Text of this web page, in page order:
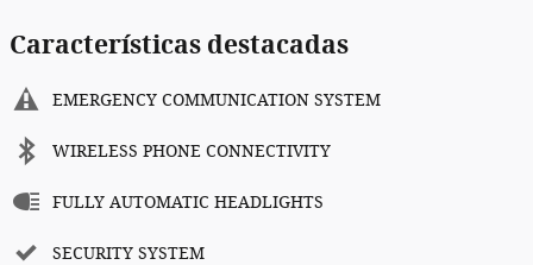
Características destacadas
EMERGENCY COMMUNICATION SYSTEM
WIRELESS PHONE CONNECTIVITY
FULLY AUTOMATIC HEADLIGHTS
SECURITY SYSTEM